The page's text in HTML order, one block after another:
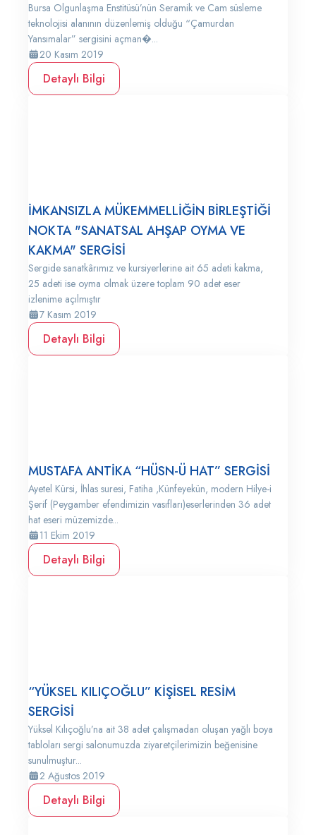
Bursa Olgunlaşma Enstitüsü’nün Seramik ve Cam süsleme
teknolojisi alanının düzenlemiş olduğu “Çamurdan
Yansımalar” sergisini açman�...
20 Kasım 2019
Detaylı Bilgi
İMKANSIZLA MÜKEMMELLİĞİN BİRLEŞTİĞİ
NOKTA "SANATSAL AHŞAP OYMA VE
KAKMA" SERGİSİ
Sergide sanatkârımız ve kursiyerlerine ait 65 adeti kakma,
25 adeti ise oyma olmak üzere toplam 90 adet eser
izlenime açılmıştır
7 Kasım 2019
Detaylı Bilgi
MUSTAFA ANTİKA “HÜSN-Ü HAT” SERGİSİ
Ayetel Kürsi, İhlas suresi, Fatiha ,Künfeyekün, modern Hilye-i
Şerif (Peygamber efendimizin vasıfları)eserlerinden 36 adet
hat eseri müzemizde...
11 Ekim 2019
Detaylı Bilgi
“YÜKSEL KILIÇOĞLU” KİŞİSEL RESİM
SERGİSİ
Yüksel Kılıçoğlu’na ait 38 adet çalışmadan oluşan yağlı boya
tabloları sergi salonumuzda ziyaretçilerimizin beğenisine
sunulmuştur...
2 Ağustos 2019
Detaylı Bilgi